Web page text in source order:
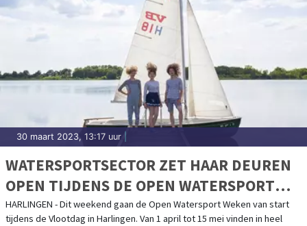
30 maart 2023, 13:17 uur
WATERSPORTSECTOR ZET HAAR DEUREN
OPEN TIJDENS DE OPEN WATERSPORT
WEKEN
HARLINGEN - Dit weekend gaan de Open Watersport Weken van start
tijdens de Vlootdag in Harlingen. Van 1 april tot 15 mei vinden in heel